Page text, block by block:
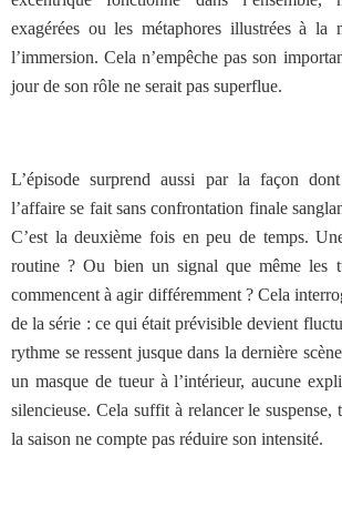
exagérées ou les métaphores illustrées à la
l’immersion. Cela n’empêche pas son
jour de son rôle ne serait pas superflue.
L’épisode surprend aussi par la façon
l’affaire se fait sans confrontation finale
C’est la deuxième fois en peu de temps.
routine ? Ou bien un signal que même les
commencent à agir différemment ? Cela
de la série : ce qui était prévisible devient
rythme se ressent jusque dans la dernière
un masque de tueur à l’intérieur, aucune
silencieuse. Cela suffit à relancer le
la saison ne compte pas réduire son intensité.